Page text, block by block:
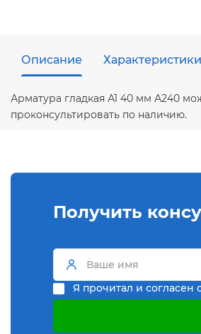
Описание Характеристики
Арматура гладкая А1 40 мм А240
проконсультировать по наличию.
Получить
Я прочитал и согласен